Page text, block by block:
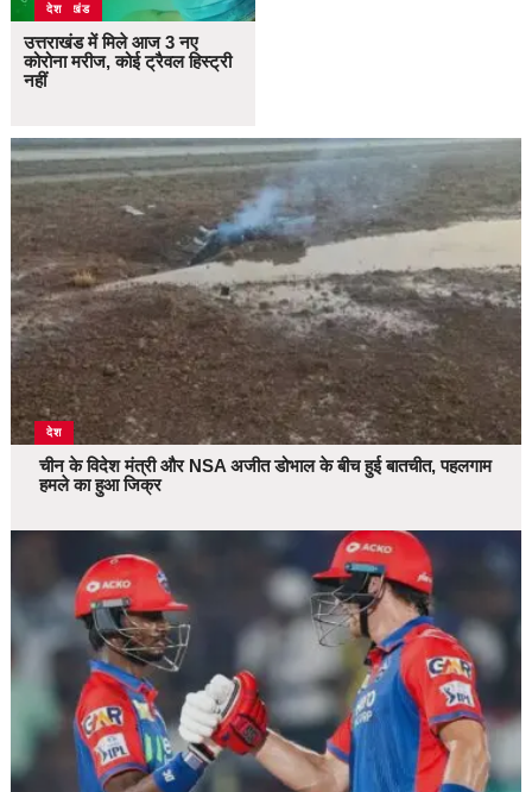
उत्तराखंड
देश
उत्तराखंड में मिले आज 3 नए
कोरोना मरीज, कोई ट्रैवल हिस्ट्री
नहीं
देश
चीन के विदेश मंत्री और NSA अजीत डोभाल के बीच हुई बातचीत, पहलगाम
हमले का हुआ जिक्र